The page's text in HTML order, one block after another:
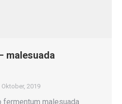
malesuada
Oktober, 2019
fermentum malesuada